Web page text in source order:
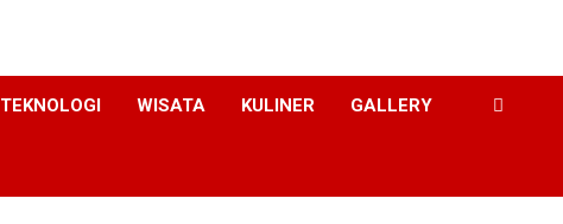
TEKNOLOGI WISATA KULINER GALLERY